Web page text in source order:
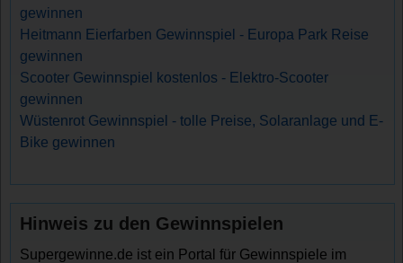
gewinnen
Heitmann Eierfarben Gewinnspiel - Europa Park Reise
gewinnen
Scooter Gewinnspiel kostenlos - Elektro-Scooter
gewinnen
Wüstenrot Gewinnspiel - tolle Preise, Solaranlage und E-
Bike gewinnen
Hinweis zu den Gewinnspielen
Supergewinne.de ist ein Portal für Gewinnspiele im